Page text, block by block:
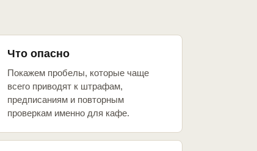
Что опасно
Покажем пробелы, которые чаще
всего приводят к штрафам,
предписаниям и повторным
проверкам именно для кафе.